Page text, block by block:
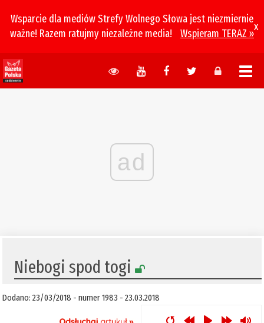
Wsparcie dla mediów Strefy Wolnego Słowa jest niezmiernie
ważne! Razem ratujmy niezależne media!
Wspieram TERAZ »
x
ad
​Niebogi spod togi
Dodano: 23/03/2018 - numer 1983 - 23.03.2018